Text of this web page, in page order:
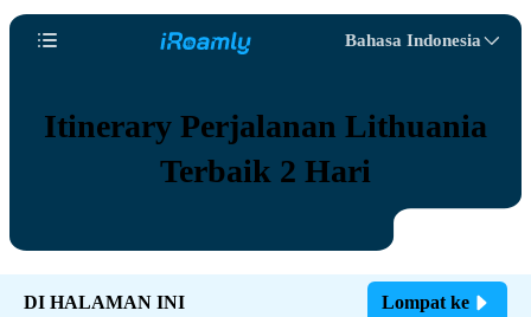
Bahasa Indonesia
Itinerary Perjalanan Lithuania
Terbaik 2 Hari
DI HALAMAN INI Lompat ke